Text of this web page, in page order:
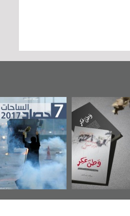
حصاد 2017
عاشوراء البحرين...
ويكيليكس السفارة
الأمريكية